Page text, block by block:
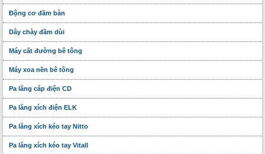
Động cơ đầm bàn
Dây chày đầm dùi
Máy cắt đường bê tông
Máy xoa nền bê tông
Pa lăng cáp điện CD
Pa lăng xích điện ELK
Pa lăng xích kéo tay Nitto
Pa lăng xích kéo tay Vitall